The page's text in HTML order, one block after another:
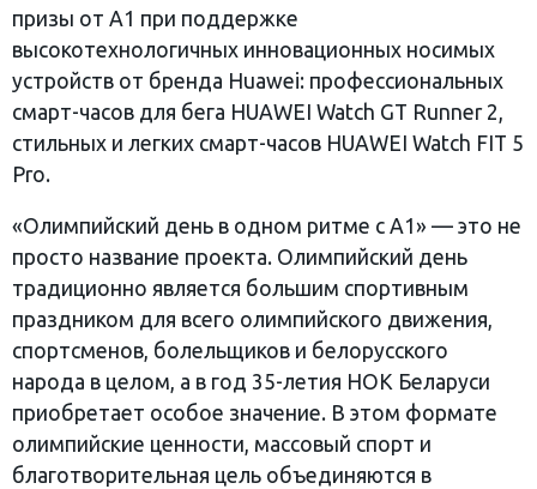
призы от А1 при поддержке
высокотехнологичных инновационных носимых
устройств от бренда Huawei: профессиональных
смарт-часов для бега HUAWEI Watch GT Runner 2,
стильных и легких смарт-часов HUAWEI Watch FIT 5
Pro.
«Олимпийский день в одном ритме с А1» — это не
просто название проекта. Олимпийский день
традиционно является большим спортивным
праздником для всего олимпийского движения,
спортсменов, болельщиков и белорусского
народа в целом, а в год 35-летия НОК Беларуси
приобретает особое значение. В этом формате
олимпийские ценности, массовый спорт и
благотворительная цель объединяются в